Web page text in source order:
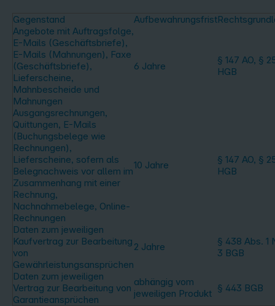
Gegenstand Aufbewahrungsfrist
Angebote mit Auftragsfolge,
E-Mails (Geschäftsbriefe),
E-Mails (Mahnungen), Faxe
(Geschäftsbriefe),
Lieferscheine,
Mahnbescheide und
Mahnungen
6 Jahre
§ 147 AO, §
HGB
Ausgangsrechnungen,
Quittungen, E-Mails
(Buchungsbelege wie
Rechnungen),
Lieferscheine, sofern als
Belegnachweis vor allem im
Zusammenhang mit einer
Rechnung,
Nachnahmebelege, Online-
Rechnungen
10 Jahre
§ 147 AO, §
HGB
Daten zum jeweiligen
Kaufvertrag zur Bearbeitung
von
Gewährleistungsansprüchen
2 Jahre
§ 438 Abs. 1
3 BGB
Daten zum jeweiligen
Vertrag zur Bearbeitung von
Garantieansprüchen
abhängig vom
jeweiligen Produkt § 443 BGB